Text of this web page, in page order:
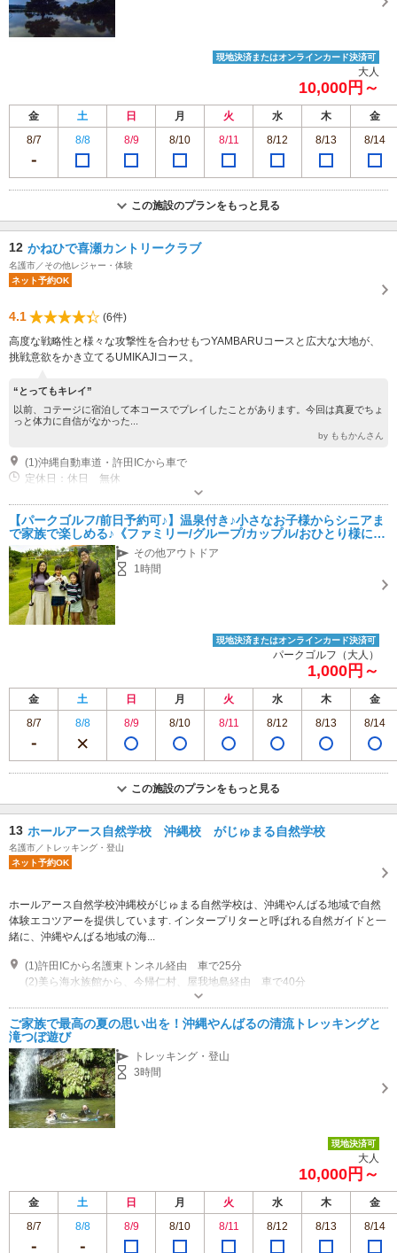
現地決済またはオンラインカード決済可
大人
10,000円～
金 土 日 月 火 水 木
金
8/7
8/8 8/9 8/10 8/11 8/12 8/13 8/14
この施設のプランをもっと見る
12 かねひで喜瀬カントリークラブ
名護市／その他レジャー・体験
ネット予約OK
4.1
(6件)
高度な戦略性と様々な攻撃性を合わせもつYAMBARUコースと広大な大地が、
挑戦意欲をかき立てるUMIKAJIコース。
“とってもキレイ”
以前、コテージに宿泊して本コースでプレイしたことがあります。今回は真夏でちょ
っと体力に自信がなかった...
by ももかんさん
(1)沖縄自動車道・許田ICから車で
定休日：休日 無休
【パークゴルフ/前日予約可♪】温泉付き♪小さなお子様からシニアま
で家族で楽しめる♪《ファミリー/グループ/カップル/おひとり様にも
オススメ♪》
その他アウトドア
1時間
現地決済またはオンラインカード決済可
パークゴルフ（大人）
1,000円～
金 土 日 月 火 水 木
金
8/7
8/8 8/9 8/10 8/11 8/12 8/13 8/14
この施設のプランをもっと見る
13 ホールアース自然学校 沖縄校 がじゅまる自然学校
名護市／トレッキング・登山
ネット予約OK
ホールアース自然学校沖縄校がじゅまる自然学校は、沖縄やんばる地域で自然
体験エコツアーを提供しています. インタープリターと呼ばれる自然ガイドと一
緒に、沖縄やんばる地域の海...
(1)許田ICから名護東トンネル経由 車で25分
(2)美ら海水族館から、今帰仁村、屋我地島経由 車で40分
営業時間：8：30～17：30 その他：年末年始もツアー実施中★
ご家族で最高の夏の思い出を！沖縄やんばるの清流トレッキングと
滝つぼ遊び
トレッキング・登山
3時間
現地決済可
大人
10,000円～
金 土 日 月 火 水 木
金
8/7
8/8 8/9 8/10 8/11 8/12 8/13 8/14